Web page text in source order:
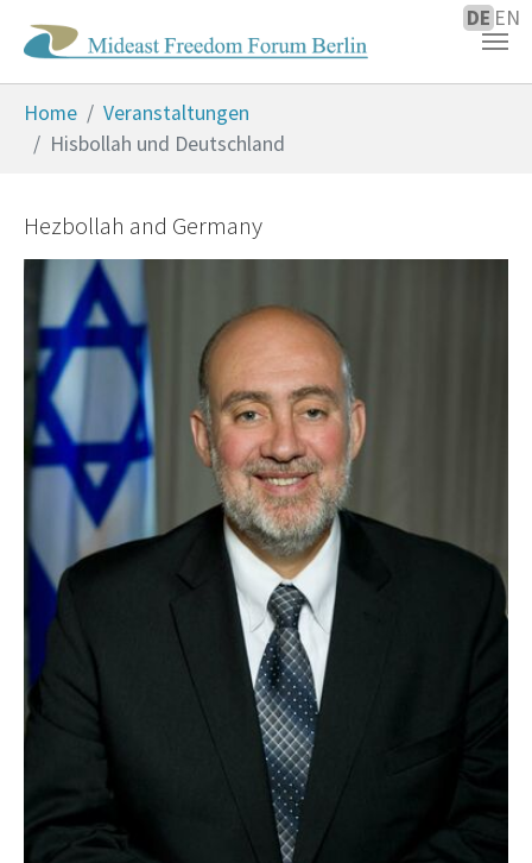
DE EN
Home
Veranstaltungen
Hisbollah und Deutschland
Hezbollah and Germany